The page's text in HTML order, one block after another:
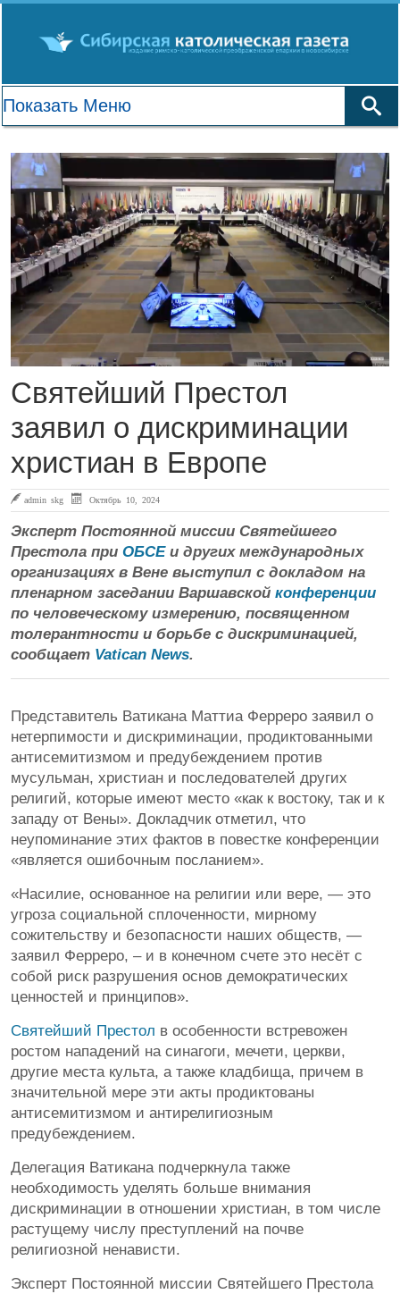
Святейший Престол
заявил о дискриминации
христиан в Европе
admin skg Октябрь 10, 2024
Эксперт Постоянной миссии Святейшего
Престола при ОБСЕи других международных
организациях в Вене выступил с докладом на
пленарном заседании Варшавской конференции
по человеческому измерению, посвященном
толерантности и борьбе с дискриминацией,
сообщает Vatican News.
Представитель Ватикана Маттиа Ферреро заявил о
нетерпимости и дискриминации, продиктованными
антисемитизмом и предубеждением против
мусульман, христиан и последователей других
религий, которые имеют место «как к востоку, так и к
западу от Вены». Докладчик отметил, что
неупоминание этих фактов в повестке конференции
«является ошибочным посланием».
«Насилие, основанное на религии или вере, — это
угроза социальной сплоченности, мирному
сожительству и безопасности наших обществ, —
заявил Ферреро, – и в конечном счете это несёт с
собой риск разрушения основ демократических
ценностей и принципов».
Святейший Престол в особенности встревожен
ростом нападений на синагоги, мечети, церкви,
другие места культа, а также кладбища, причем в
значительной мере эти акты продиктованы
антисемитизмом и антирелигиозным
предубеждением.
Делегация Ватикана подчеркнула также
необходимость уделять больше внимания
дискриминации в отношении христиан, в том числе
растущему числу преступлений на почве
религиозной ненависти.
Эксперт Постоянной миссии Святейшего Престола